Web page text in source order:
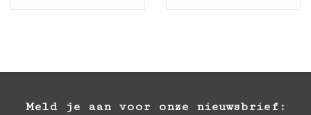
Meld je aan voor onze nieuwsbrief: